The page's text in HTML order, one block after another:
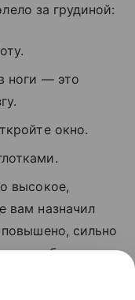
за грудиной:
ноги — это
окно.
высокое,
вам назначил
сильно
слабость —